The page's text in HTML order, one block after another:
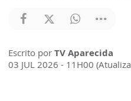
Escrito por TV Aparecida
03 JUL 2026 - 11H00